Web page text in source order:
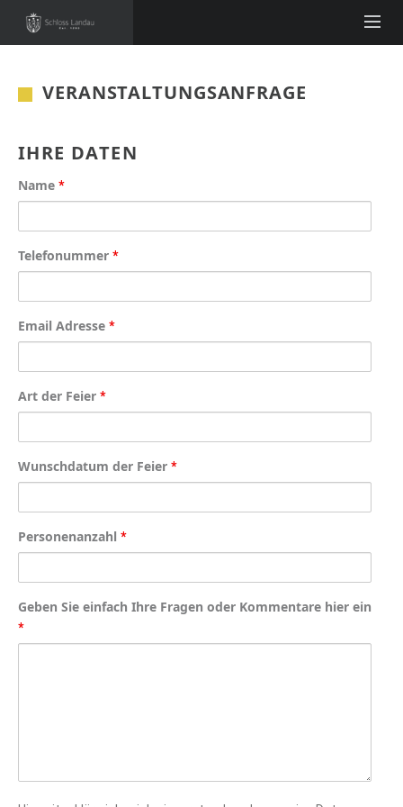
VERANSTALTUNGSANFRAGE
IHRE DATEN
Name *
Telefonummer *
Email Adresse *
Art der Feier *
Wunschdatum der Feier *
Personenanzahl *
Geben Sie einfach Ihre Fragen oder Kommentare hier ein
*